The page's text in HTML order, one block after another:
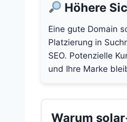
Höhere
Eine gute Domain
Platzierung in
SEO. Potenzielle
und Ihre Marke
Warum